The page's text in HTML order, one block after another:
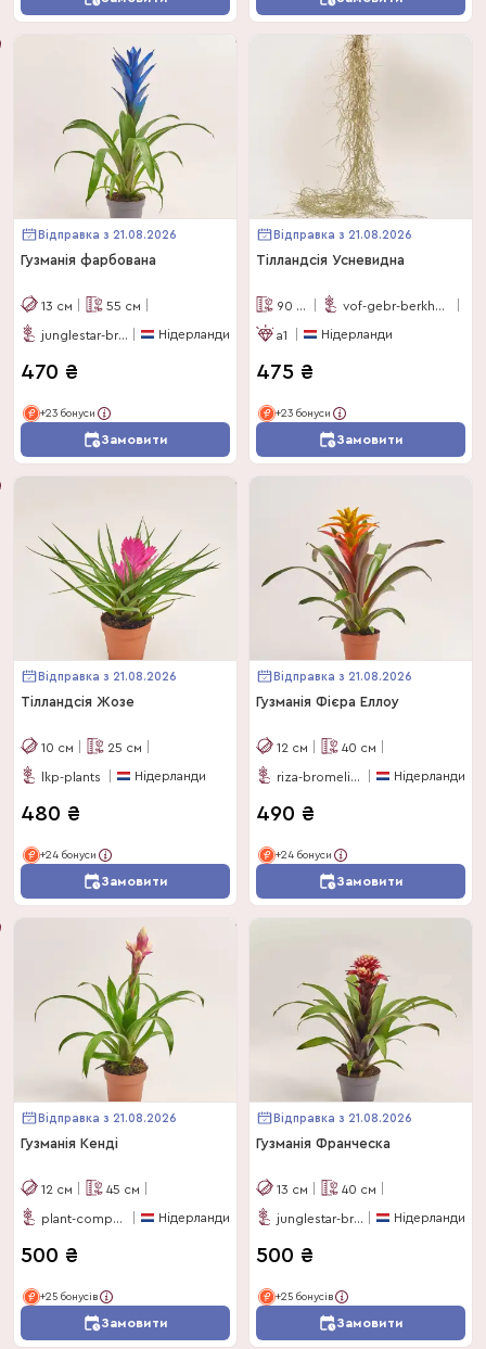
Відправка з 21.08.2026
Гузманія фарбована
13 см 55 см
junglestar-bromelias Нідерланди
470 ₴
+23 бонуси
Замовити
Відправка з 21.08.2026
Тілландсія Усневидна
90 см vof-gebr-berkhout
a1 Нідерланди
475 ₴
+23 бонуси
Замовити
Відправка з 21.08.2026
Тілландсія Жозе
10 см 25 см
lkp-plants Нідерланди
480 ₴
+24 бонуси
Замовити
Відправка з 21.08.2026
Гузманія Фієра Еллоу
12 см 40 см
riza-bromelia-specialist Нідерланди
490 ₴
+24 бонуси
Замовити
Відправка з 21.08.2026
Гузманія Кенді
12 см 45 см
plant-company Нідерланди
500 ₴
+25 бонусів
Замовити
Відправка з 21.08.2026
Гузманія Франческа
13 см 40 см
junglestar-bromelias Нідерланди
500 ₴
+25 бонусів
Замовити